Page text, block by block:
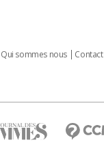
Qui sommes nous Contact